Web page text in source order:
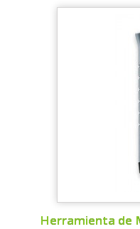
Herramienta de